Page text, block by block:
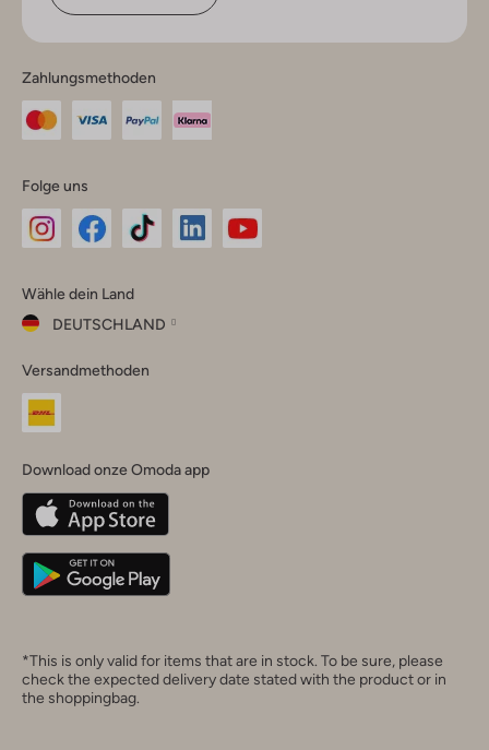
Zahlungsmethoden
Folge uns
Instagram
Facebook
TikTok
Wähle dein Land
DEUTSCHLAND
dein
Land
Belgique(Français)
Deutschland
Versandmethoden
Download onze Omoda app
*This is only valid for items that are in stock. To be sure, please
check the expected delivery date stated with the product or in
the shoppingbag.